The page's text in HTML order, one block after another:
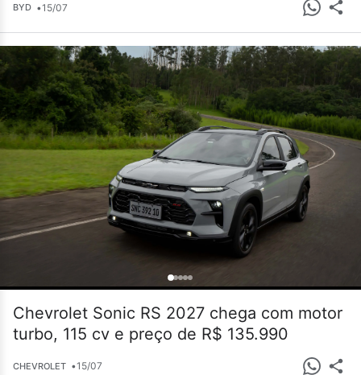
BYD •15/07
Chevrolet Sonic RS 2027 chega com motor
turbo, 115 cv e preço de R$ 135.990
CHEVROLET •15/07